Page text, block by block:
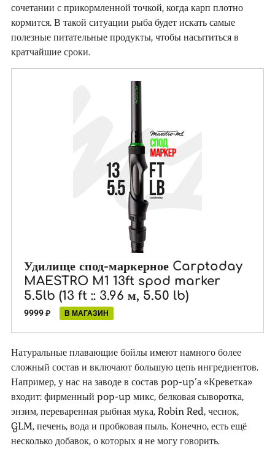
сочетании с прикормленной точкой, когда карп плотно
кормится. В такой ситуации рыба будет искать самые
полезные питательные продукты, чтобы насытиться в
кратчайшие сроки.
Удилище спод-маркерное Carptoday
MAESTRO M1 13ft spod marker
5.5lb (13 ft :: 3.96 м, 5.50 lb)
9999 ₽ В МАГАЗИН
Натуральные плавающие бойлы имеют намного более
сложный состав и включают большую цепь ингредиентов.
Например, у нас на заводе в состав pop-up’а «Креветка»
входит: фирменный pop-up микс, белковая сыворотка,
энзим, переваренная рыбная мука, Robin Red, чеснок,
GLM, печень, вода и пробковая пыль. Конечно, есть ещё
несколько добавок, о которых я не могу говорить.